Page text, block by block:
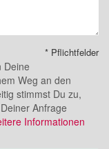
* Pflichtfelder
Deine
Weg an den
stimmst Du zu,
Anfrage
Informationen